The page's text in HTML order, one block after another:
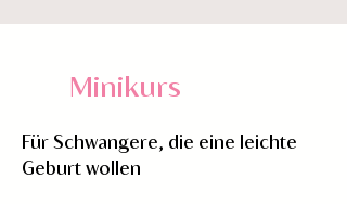
Minikurs
Für Schwangere, die eine leichte
Geburt wollen